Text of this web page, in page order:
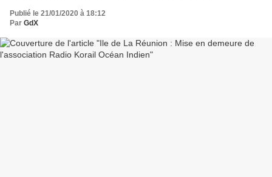
Publié le 21/01/2020 à 18:12
Par GdX